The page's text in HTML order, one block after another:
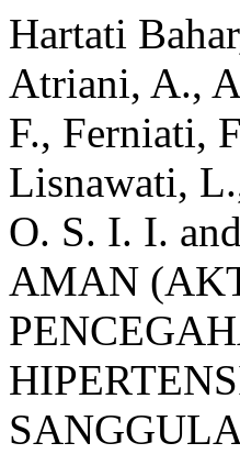
Hartati
Atriani, A.,
F., Ferniati,
Lisnawati,
O. S. I. I.
AMAN